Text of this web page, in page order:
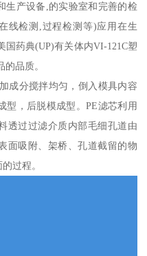
生产设备,的实验室和完善的检
线检测,过程检测等)应用在生
国药典(UP)有关体内VI-121C塑
品质。
成分搅拌均匀，倒入模具内容
型，后脱模成型。PE滤芯利用
透过过滤介质内部毛细孔道由
面吸附、架桥、孔道截留的物
过程。